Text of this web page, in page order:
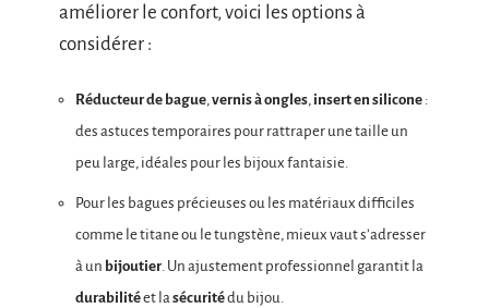
améliorer le confort, voici les options à
considérer :
Réducteur de bague,vernis à ongles, insert en silicone :
des astuces temporaires pour rattraper une taille un
peu large, idéales pour les bijoux fantaisie.
Pour les bagues précieuses ou les matériaux difficiles
comme le titane ou le tungstène, mieux vaut s’adresser
à un bijoutier. Un ajustement professionnel garantit la
durabilitéet la sécuritédu bijou.